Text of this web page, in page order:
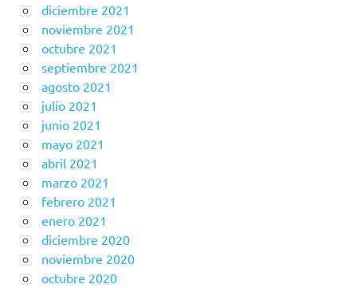
diciembre 2021
noviembre 2021
octubre 2021
septiembre 2021
agosto 2021
julio 2021
junio 2021
mayo 2021
abril 2021
marzo 2021
febrero 2021
enero 2021
diciembre 2020
noviembre 2020
octubre 2020